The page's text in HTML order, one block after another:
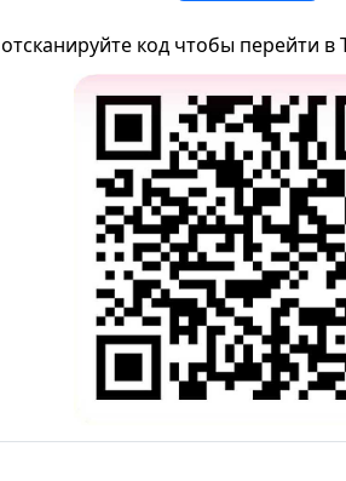
отсканируйте код чтобы перейти в